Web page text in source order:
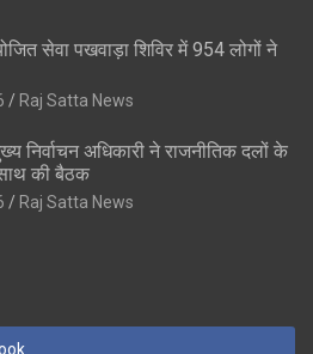
सेवा पखवाड़ा शिविर में 954 लोगों ने
Raj Satta News
निर्वाचन अधिकारी ने राजनीतिक दलों के
की बैठक
Raj Satta News